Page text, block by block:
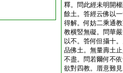
釋。問此經未明開
餘土。答經云佛以
得解。何妨二乘通
教横竪無礙。問華
以不。答何但攝十
品佛土。無量壽土
不盡。問若爾何不
欲對四教。厝意難